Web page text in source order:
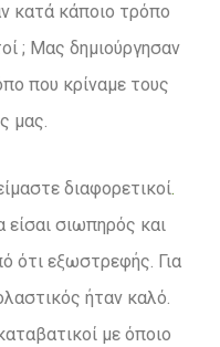
κατά κάποιο τρόπο
; Μας δημιούργησαν
που κρίναμε τους
μας.
διαφορετικοί.
είσαι σιωπηρός και
ότι εξωστρεφής. Για
ήταν καλό.
με όποιο